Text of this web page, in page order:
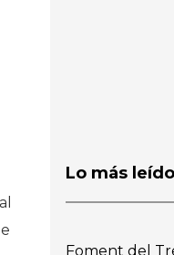
Lo más leído
Foment del